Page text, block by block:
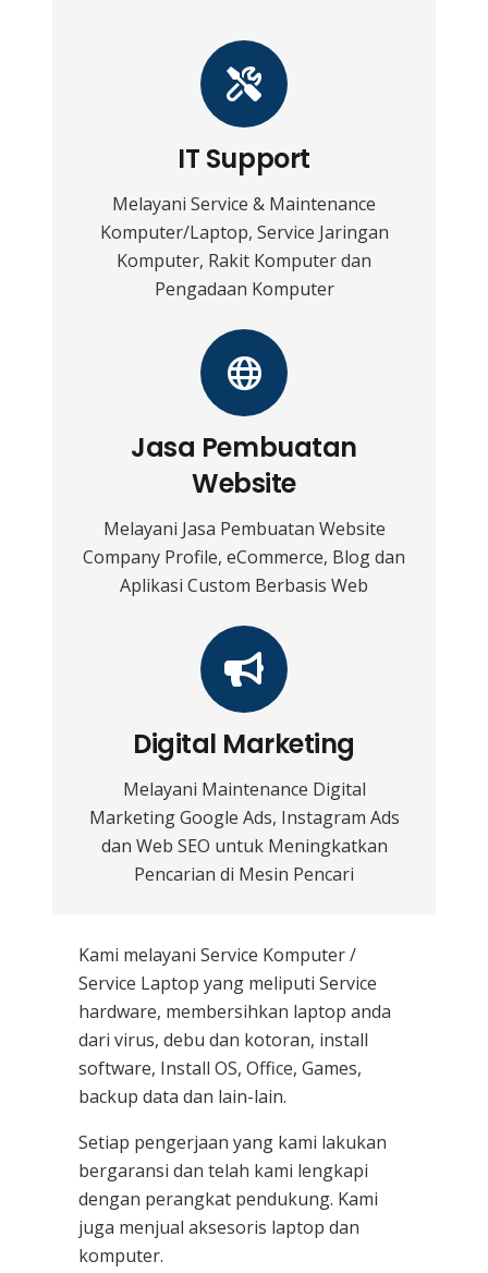
IT Support
Melayani Service & Maintenance
Komputer/Laptop, Service Jaringan
Komputer, Rakit Komputer dan
Pengadaan Komputer
Jasa Pembuatan
Website
Melayani Jasa Pembuatan Website
Company Profile, eCommerce, Blog dan
Aplikasi Custom Berbasis Web
Digital Marketing
Melayani Maintenance Digital
Marketing Google Ads, Instagram Ads
dan Web SEO untuk Meningkatkan
Pencarian di Mesin Pencari
Kami melayani Service Komputer /
Service Laptop yang meliputi Service
hardware, membersihkan laptop anda
dari virus, debu dan kotoran, install
software, Install OS, Office, Games,
backup data dan lain-lain.
Setiap pengerjaan yang kami lakukan
bergaransi dan telah kami lengkapi
dengan perangkat pendukung. Kami
juga menjual aksesoris laptop dan
komputer.